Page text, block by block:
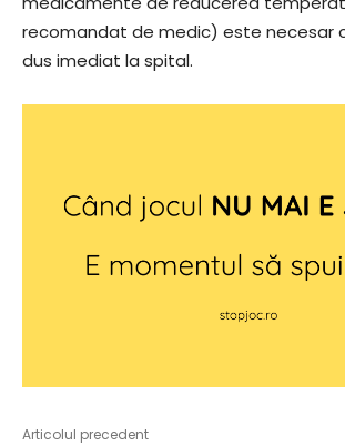
recomandat de medic) este necesar
dus imediat la spital.
Articolul precedent